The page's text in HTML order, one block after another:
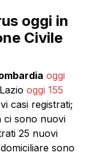
oggi in
Civile
oggi
oggi 155
casi registrati;
ci sono nuovi
25 nuovi
sono